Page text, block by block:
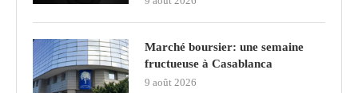
Marché boursier: une semaine
fructueuse à Casablanca
9 août 2026